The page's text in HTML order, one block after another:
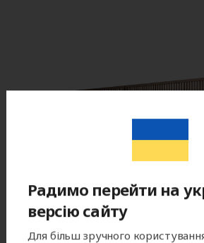
Радимо перейти на
версію сайту
Для більш зручного